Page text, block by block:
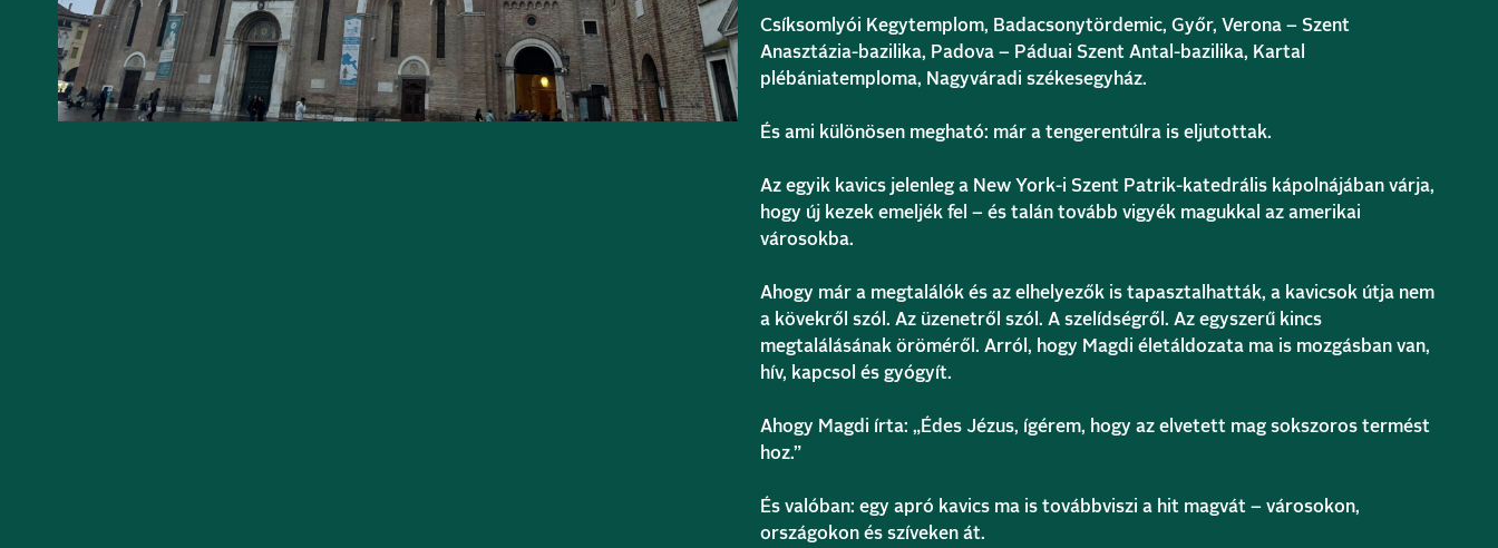
Csíksomlyói Kegytemplom, Badacsonytördemic, Győr, Verona – Szent
Anasztázia-bazilika, Padova – Páduai Szent Antal-bazilika, Kartal
plébániatemploma, Nagyváradi székesegyház.
És ami különösen megható: már a tengerentúlra is eljutottak.
Az egyik kavics jelenleg a New York-i Szent Patrik-katedrális kápolnájában várja,
hogy új kezek emeljék fel – és talán tovább vigyék magukkal az amerikai
városokba.
Ahogy már a megtalálók és az elhelyezők is tapasztalhatták, a kavicsok útja nem
a kövekről szól. Az üzenetről szól. A szelídségről. Az egyszerű kincs
megtalálásának öröméről. Arról, hogy Magdi életáldozata ma is mozgásban van,
hív, kapcsol és gyógyít.
Ahogy Magdi írta: „Édes Jézus, ígérem, hogy az elvetett mag sokszoros termést
hoz.”
És valóban: egy apró kavics ma is továbbviszi a hit magvát – városokon,
országokon és szíveken át.